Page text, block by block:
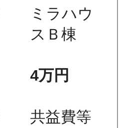
ミラハウ
スＢ棟
4万円
共益費等